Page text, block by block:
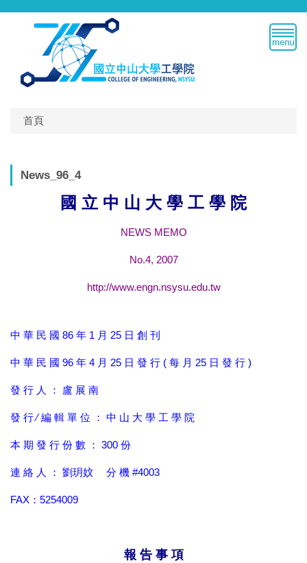
跳
首頁
News_96_4
國 立 中 山 大 學 工 學 院
NEWS MEMO
No.4, 2007
http://www.engn.nsysu.edu.tw
中 華 民 國 86 年 1 月 25 日 創 刊
中 華 民 國 96 年 4 月 25 日 發 行 ( 每 月 25 日 發 行 )
發 行 人 ： 盧 展 南
發 行 ∕ 編 輯 單 位 ： 中 山 大 學 工 學 院
本 期 發 行 份 數 ： 300 份
連 絡 人 ： 劉玥妏 分 機 #4003
FAX：5254009
報 告 事 項